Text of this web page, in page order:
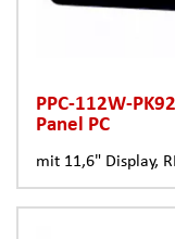
PPC-112W-
Panel PC
mit 11,6" Display,